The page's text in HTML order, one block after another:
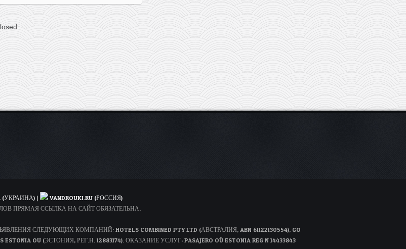
(УКРАИНА) |
VANDROUKI.RU (РОССИЯ)
ПРЯМАЯ ССЫЛКА НА САЙТ ОБЯЗАТЕЛЬНА.
СЛЕДУЮЩИХ КОМПАНИЙ: HOTELS COMBINED PTY LTD (АВСТРАЛИЯ, ABN 61122130554), GO
OU (ЭСТОНИЯ, РЕГ.Н. 12883174). ОКАЗАНИЕ УСЛУГ: PASAJERO OÜ ESTONIA REG N 14433843